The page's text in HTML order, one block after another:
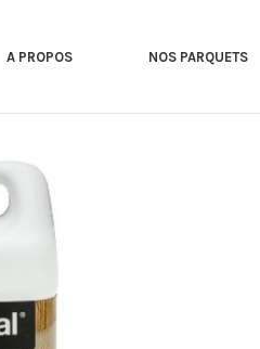
A PROPOS NOS PARQUETS